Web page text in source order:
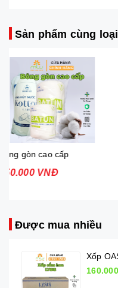
Sản phẩm cùng loại
82.000 VNĐ
Được mua nhiều
Xốp